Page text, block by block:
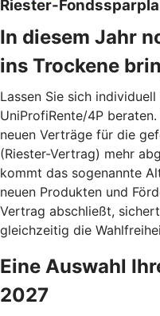
Riester-
In diesem Jahr
ins Trockene
Lassen Sie sich
UniProfiRente/4P
neuen Verträge für die
(Riester-Vertrag) mehr
kommt das sogenannte
neuen Produkten und
Vertrag abschließt,
gleichzeitig die
Eine Auswahl
2027